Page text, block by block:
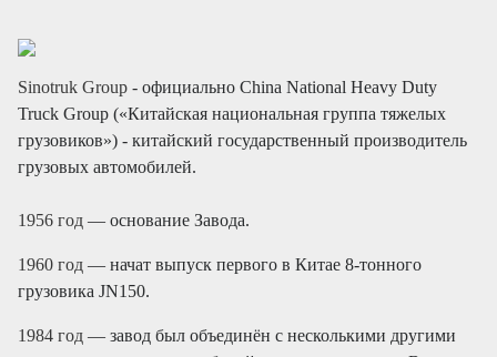
Sinotruk Group - официально China National Heavy Duty
Truck Group («Китайская национальная группа тяжелых
грузовиков») - китайский государственный производитель
грузовых автомобилей.
1956 год — основание Завода.
1960 год — начат выпуск первого в Китае 8-тонного
грузовика JN150.
1984 год — завод был объединён с несколькими другими